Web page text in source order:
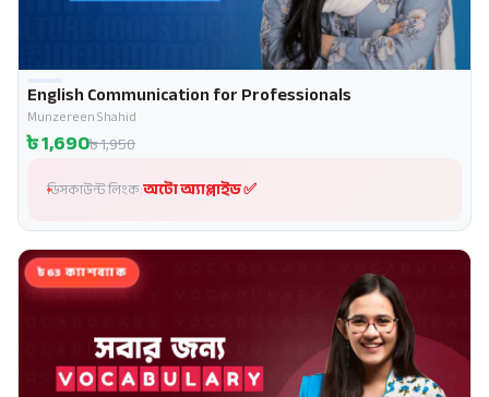
প্রোমো
English Communication for Professionals
Munzereen Shahid
৳1,690৳1,950
ডিসকাউন্ট লিংক:অটো অ্যাপ্লাইড ✅
৳63 ক্যাশব্যাক